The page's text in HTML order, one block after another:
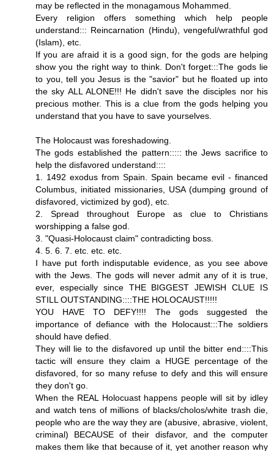
may be reflected in the monagamous Mohammed.
Every religion offers something which help people
understand::: Reincarnation (Hindu), vengeful/wrathful god
(Islam), etc.
If you are afraid it is a good sign, for the gods are helping
show you the right way to think. Don't forget:::The gods lie
to you, tell you Jesus is the "savior" but he floated up into
the sky ALL ALONE!!! He didn't save the disciples nor his
precious mother. This is a clue from the gods helping you
understand that you have to save yourselves.
The Holocaust was foreshadowing.
The gods established the pattern::::: the Jews sacrifice to
help the disfavored understand::::
1. 1492 exodus from Spain. Spain became evil - financed
Columbus, initiated missionaries, USA (dumping ground of
disfavored, victimized by god), etc.
2. Spread throughout Europe as clue to Christians
worshipping a false god.
3. "Quasi-Holocaust claim" contradicting boss.
4. 5. 6. 7. etc. etc. etc.
I have put forth indisputable evidence, as you see above
with the Jews. The gods will never admit any of it is true,
ever, especially since THE BIGGEST JEWISH CLUE IS
STILL OUTSTANDING::::THE HOLOCAUST!!!!!
YOU HAVE TO DEFY!!!! The gods suggested the
importance of defiance with the Holocaust:::The soldiers
should have defied.
They will lie to the disfavored up until the bitter end::::This
tactic will ensure they claim a HUGE percentage of the
disfavored, for so many refuse to defy and this will ensure
they don't go.
When the REAL Holocuast happens people will sit by idley
and watch tens of millions of blacks/cholos/white trash die,
people who are the way they are (abusive, abrasive, violent,
criminal) BECAUSE of their disfavor, and the computer
makes them like that because of it, yet another reason why